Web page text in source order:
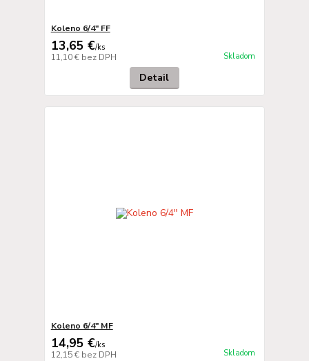
Koleno 6/4" FF
13,65 €/ks
11,10 € bez DPH Skladom
Detail
Koleno 6/4" MF
14,95 €/ks
12,15 € bez DPH Skladom